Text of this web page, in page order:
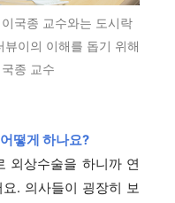
국종 교수와는 도시락
이의 이해를 돕기 위해
종 교수
떻게 하나요?
외상수술을 하니까 연
. 의사들이 굉장히 보